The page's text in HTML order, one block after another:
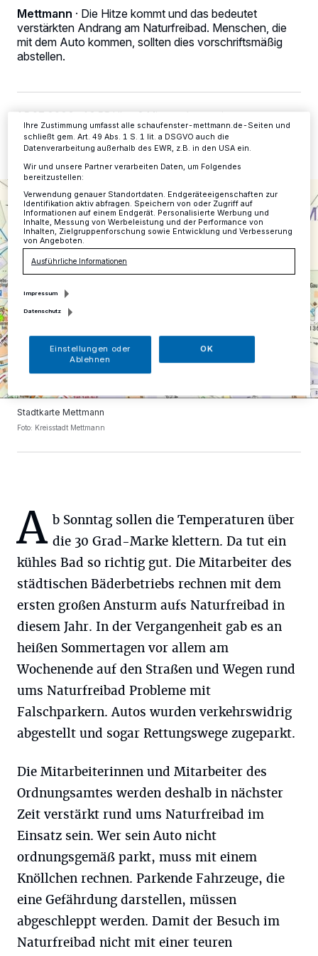
Mettmann · Die Hitze kommt und das bedeutet
verstärkten Andrang am Naturfreibad. Menschen, die
mit dem Auto kommen, sollten dies vorschriftsmäßig
abstellen.
15.07.2022 , 13:55 Uhr 2 Minuten Lesezeit
Stadtkarte Mettmann
Foto: Kreisstadt Mettmann
A b Sonntag sollen die Temperaturen über
die 30 Grad-Marke klettern. Da tut ein
kühles Bad so richtig gut. Die Mitarbeiter des
städtischen Bäderbetriebs rechnen mit dem
ersten großen Ansturm aufs Naturfreibad in
diesem Jahr. In der Vergangenheit gab es an
heißen Sommertagen vor allem am
Wochenende auf den Straßen und Wegen rund
ums Naturfreibad Probleme mit
Falschparkern. Autos wurden verkehrswidrig
abgestellt und sogar Rettungswege zugeparkt.
Die Mitarbeiterinnen und Mitarbeiter des
Ordnungsamtes werden deshalb in nächster
Zeit verstärkt rund ums Naturfreibad im
Einsatz sein. Wer sein Auto nicht
ordnungsgemäß parkt, muss mit einem
Knöllchen rechnen. Parkende Fahrzeuge, die
eine Gefährdung darstellen, müssen
abgeschleppt werden. Damit der Besuch im
Naturfreibad nicht mit einer teuren
Tracking-Technologien für die unter „Wir und unsere Partner
verarbeiten Daten, um Ihnen Dienste bereitzustellen“ aufgeführten
Zwecke. Wenn Tracker deaktiviert sind, sind manche Inhalte und
Anzeigen möglicherweise nicht mehr so relevant für Sie. Sie können
dieses Menü jederzeit wieder aufrufen, um Ihre Einstellungen zu
Ihre Zustimmung umfasst alle schaufenster-mettmann.de-Seiten und
schließt gem. Art. 49 Abs. 1 S. 1 lit. a DSGVO auch die
Datenverarbeitung außerhalb des EWR, z.B. in den USA ein.
Wir und unsere Partner verarbeiten Daten, um Folgendes
bereitzustellen:
Verwendung genauer Standortdaten. Endgeräteeigenschaften zur
Identifikation aktiv abfragen. Speichern von oder Zugriff auf
Informationen auf einem Endgerät. Personalisierte Werbung und
Inhalte, Messung von Werbeleistung und der Performance von
Inhalten, Zielgruppenforschung sowie Entwicklung und Verbesserung
von Angeboten.
Ausführliche Informationen
Impressum
Datenschutz
Einstellungen oder
Ablehnen
OK